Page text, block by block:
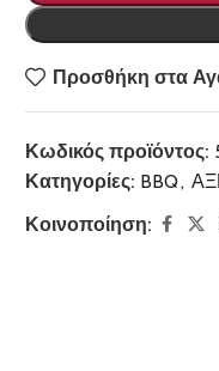
Προσθήκη στα
Κωδικός προϊόντος:
Κατηγορίες: BBQ,
Κοινοποίηση: